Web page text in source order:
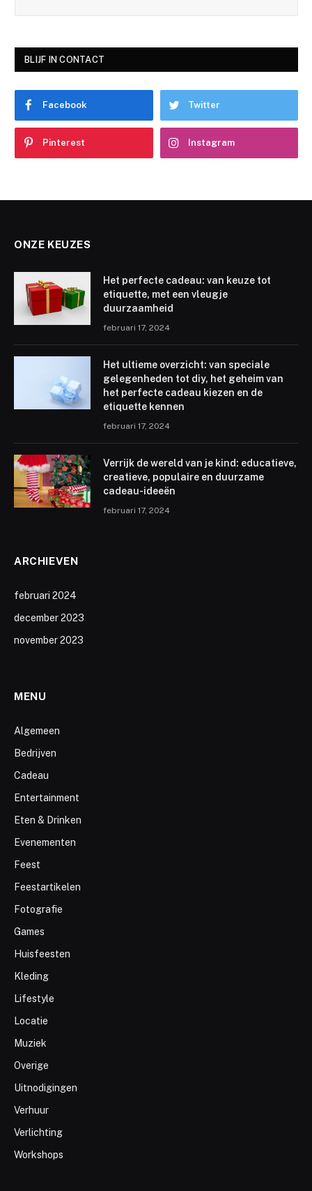
BLIJF IN CONTACT
Facebook Twitter
Pinterest Instagram
ONZE KEUZES
Het perfecte cadeau: van keuze tot
etiquette, met een vleugje
duurzaamheid
februari 17, 2024
Het ultieme overzicht: van speciale
gelegenheden tot diy, het geheim van
het perfecte cadeau kiezen en de
etiquette kennen
februari 17, 2024
Verrijk de wereld van je kind: educatieve,
creatieve, populaire en duurzame
cadeau-ideeën
februari 17, 2024
ARCHIEVEN
februari 2024
december 2023
november 2023
MENU
Algemeen
Bedrijven
Cadeau
Entertainment
Eten & Drinken
Evenementen
Feest
Feestartikelen
Fotografie
Games
Huisfeesten
Kleding
Lifestyle
Locatie
Muziek
Overige
Uitnodigingen
Verhuur
Verlichting
Workshops